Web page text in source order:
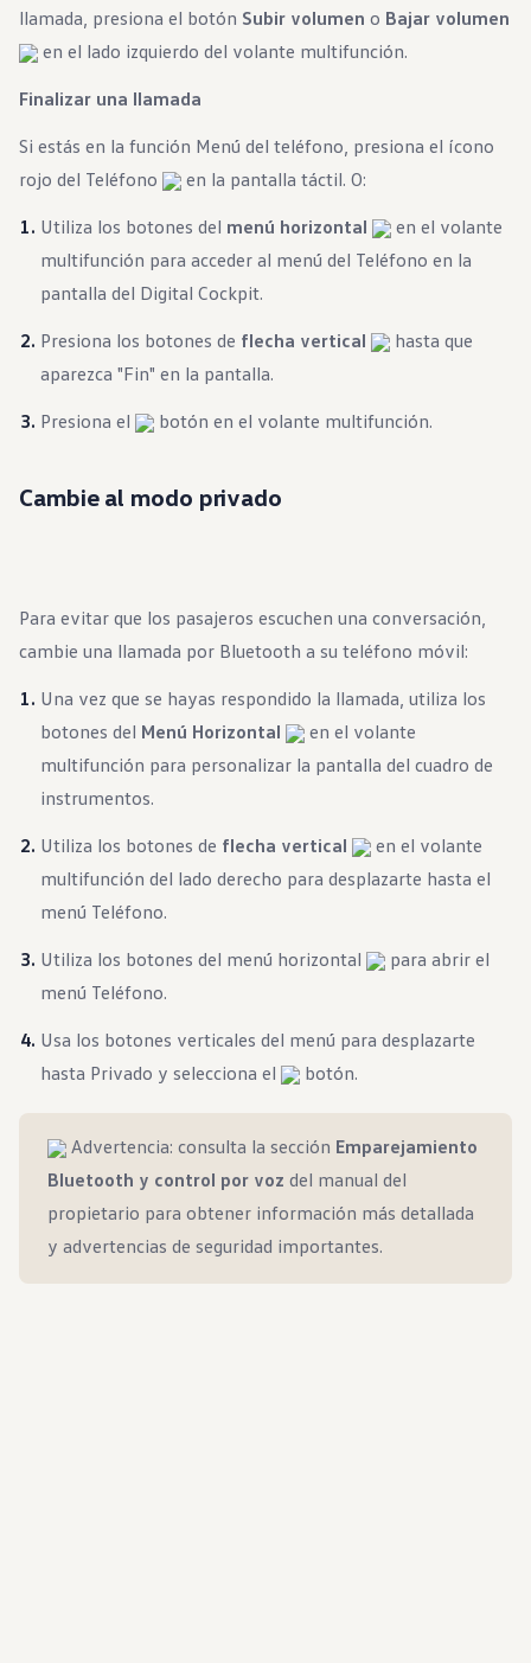
llamada, presiona el botón Subir volumen o Bajar volumen
en el lado izquierdo del volante multifunción.
Finalizar una llamada
Si estás en la función Menú del teléfono, presiona el ícono
rojo del Teléfono
en la pantalla táctil. O:
Utiliza los botones del menú horizontal
en el volante
multifunción para acceder al menú del Teléfono en la
pantalla del Digital Cockpit.
Presiona los botones de flecha vertical
hasta que
aparezca "Fin" en la pantalla.
Presiona el
botón en el volante multifunción.
Cambie al modo privado
Para evitar que los pasajeros escuchen una conversación,
cambie una llamada por Bluetooth a su teléfono móvil:
Una vez que se hayas respondido la llamada, utiliza los
botones del Menú Horizontal
en el volante
multifunción para personalizar la pantalla del cuadro de
instrumentos.
Utiliza los botones de flecha vertical
en el volante
multifunción del lado derecho para desplazarte hasta el
menú Teléfono.
Utiliza los botones del menú horizontal
para abrir el
menú Teléfono.
Usa los botones verticales del menú para desplazarte
hasta Privado y selecciona el
botón.
Advertencia: consulta la sección Emparejamiento
Bluetooth y control por voz del manual del
propietario para obtener información más detallada
y advertencias de seguridad importantes.